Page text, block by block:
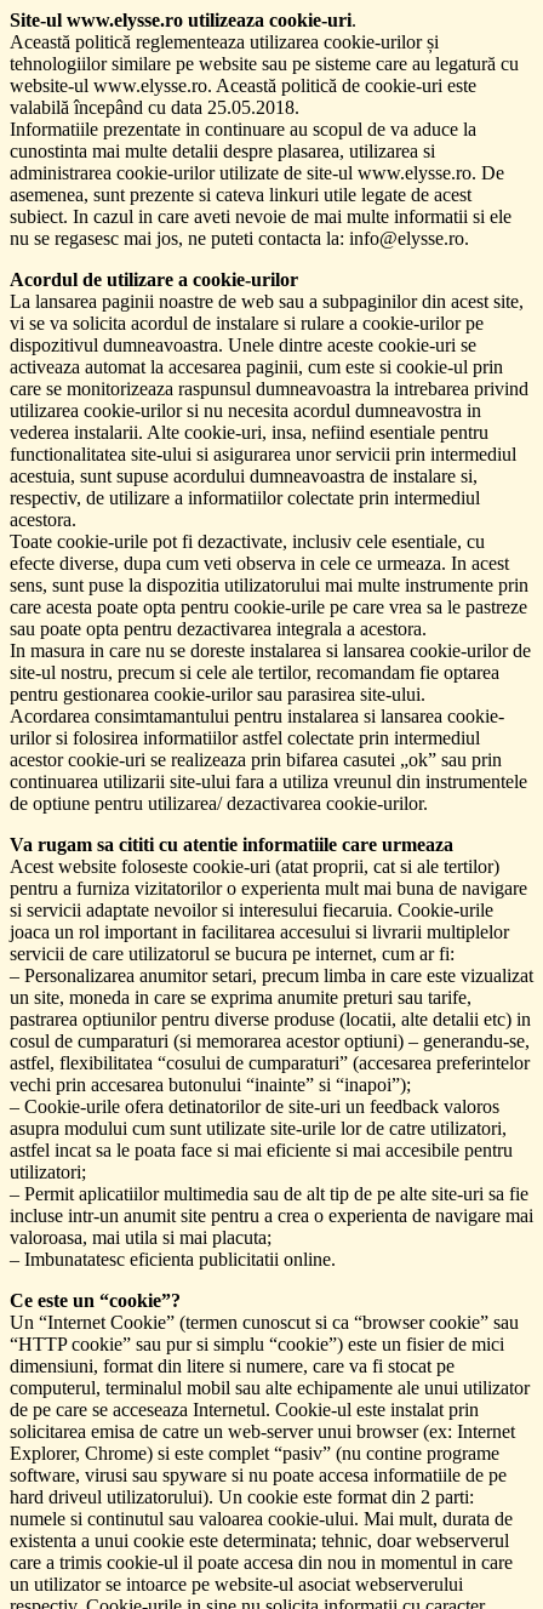
Site-ul www.elysse.ro utilizeaza cookie-uri.
Această politică reglementeaza utilizarea cookie-urilor și
tehnologiilor similare pe website sau pe sisteme care au legatură cu
website-ul www.elysse.ro. Această politică de cookie-uri este
valabilă începând cu data 25.05.2018.
Informatiile prezentate in continuare au scopul de va aduce la
cunostinta mai multe detalii despre plasarea, utilizarea si
administrarea cookie-urilor utilizate de site-ul www.elysse.ro. De
asemenea, sunt prezente si cateva linkuri utile legate de acest
subiect. In cazul in care aveti nevoie de mai multe informatii si ele
nu se regasesc mai jos, ne puteti contacta la: info@elysse.ro.
Acordul de utilizare a cookie-urilor
La lansarea paginii noastre de web sau a subpaginilor din acest site,
vi se va solicita acordul de instalare si rulare a cookie-urilor pe
dispozitivul dumneavoastra. Unele dintre aceste cookie-uri se
activeaza automat la accesarea paginii, cum este si cookie-ul prin
care se monitorizeaza raspunsul dumneavoastra la intrebarea privind
utilizarea cookie-urilor si nu necesita acordul dumneavostra in
vederea instalarii. Alte cookie-uri, insa, nefiind esentiale pentru
functionalitatea site-ului si asigurarea unor servicii prin intermediul
acestuia, sunt supuse acordului dumneavoastra de instalare si,
respectiv, de utilizare a informatiilor colectate prin intermediul
acestora.
Toate cookie-urile pot fi dezactivate, inclusiv cele esentiale, cu
efecte diverse, dupa cum veti observa in cele ce urmeaza. In acest
sens, sunt puse la dispozitia utilizatorului mai multe instrumente prin
care acesta poate opta pentru cookie-urile pe care vrea sa le pastreze
sau poate opta pentru dezactivarea integrala a acestora.
In masura in care nu se doreste instalarea si lansarea cookie-urilor de
site-ul nostru, precum si cele ale tertilor, recomandam fie optarea
pentru gestionarea cookie-urilor sau parasirea site-ului.
Acordarea consimtamantului pentru instalarea si lansarea cookie-
urilor si folosirea informatiilor astfel colectate prin intermediul
acestor cookie-uri se realizeaza prin bifarea casutei „ok” sau prin
continuarea utilizarii site-ului fara a utiliza vreunul din instrumentele
de optiune pentru utilizarea/ dezactivarea cookie-urilor.
Va rugam sa cititi cu atentie informatiile care urmeaza
Acest website foloseste cookie-uri (atat proprii, cat si ale tertilor)
pentru a furniza vizitatorilor o experienta mult mai buna de navigare
si servicii adaptate nevoilor si interesului fiecaruia. Cookie-urile
joaca un rol important in facilitarea accesului si livrarii multiplelor
servicii de care utilizatorul se bucura pe internet, cum ar fi:
– Personalizarea anumitor setari, precum limba in care este vizualizat
un site, moneda in care se exprima anumite preturi sau tarife,
pastrarea optiunilor pentru diverse produse (locatii, alte detalii etc) in
cosul de cumparaturi (si memorarea acestor optiuni) – generandu-se,
astfel, flexibilitatea “cosului de cumparaturi” (accesarea preferintelor
vechi prin accesarea butonului “inainte” si “inapoi”);
– Cookie-urile ofera detinatorilor de site-uri un feedback valoros
asupra modului cum sunt utilizate site-urile lor de catre utilizatori,
astfel incat sa le poata face si mai eficiente si mai accesibile pentru
utilizatori;
– Permit aplicatiilor multimedia sau de alt tip de pe alte site-uri sa fie
incluse intr-un anumit site pentru a crea o experienta de navigare mai
valoroasa, mai utila si mai placuta;
– Imbunatatesc eficienta publicitatii online.
Ce este un “cookie”?
Un “Internet Cookie” (termen cunoscut si ca “browser cookie” sau
“HTTP cookie” sau pur si simplu “cookie”) este un fisier de mici
dimensiuni, format din litere si numere, care va fi stocat pe
computerul, terminalul mobil sau alte echipamente ale unui utilizator
de pe care se acceseaza Internetul. Cookie-ul este instalat prin
solicitarea emisa de catre un web-server unui browser (ex: Internet
Explorer, Chrome) si este complet “pasiv” (nu contine programe
software, virusi sau spyware si nu poate accesa informatiile de pe
hard driveul utilizatorului). Un cookie este format din 2 parti:
numele si continutul sau valoarea cookie-ului. Mai mult, durata de
existenta a unui cookie este determinata; tehnic, doar webserverul
care a trimis cookie-ul il poate accesa din nou in momentul in care
un utilizator se intoarce pe website-ul asociat webserverului